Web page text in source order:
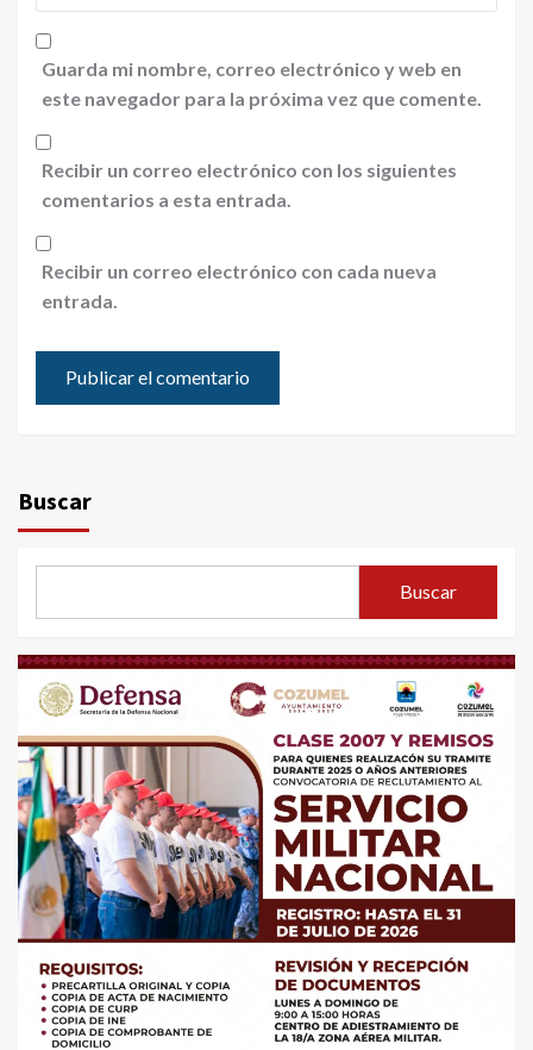
Guarda mi nombre, correo electrónico y web en
este navegador para la próxima vez que comente.
Recibir un correo electrónico con los siguientes
comentarios a esta entrada.
Recibir un correo electrónico con cada nueva
entrada.
Buscar
Buscar